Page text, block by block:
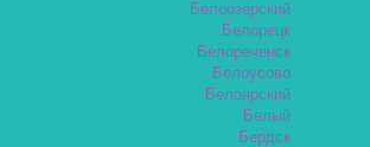
Белоозёрский
Белорецк
Белореченск
Белоусово
Белоярский
Белый
Бердск